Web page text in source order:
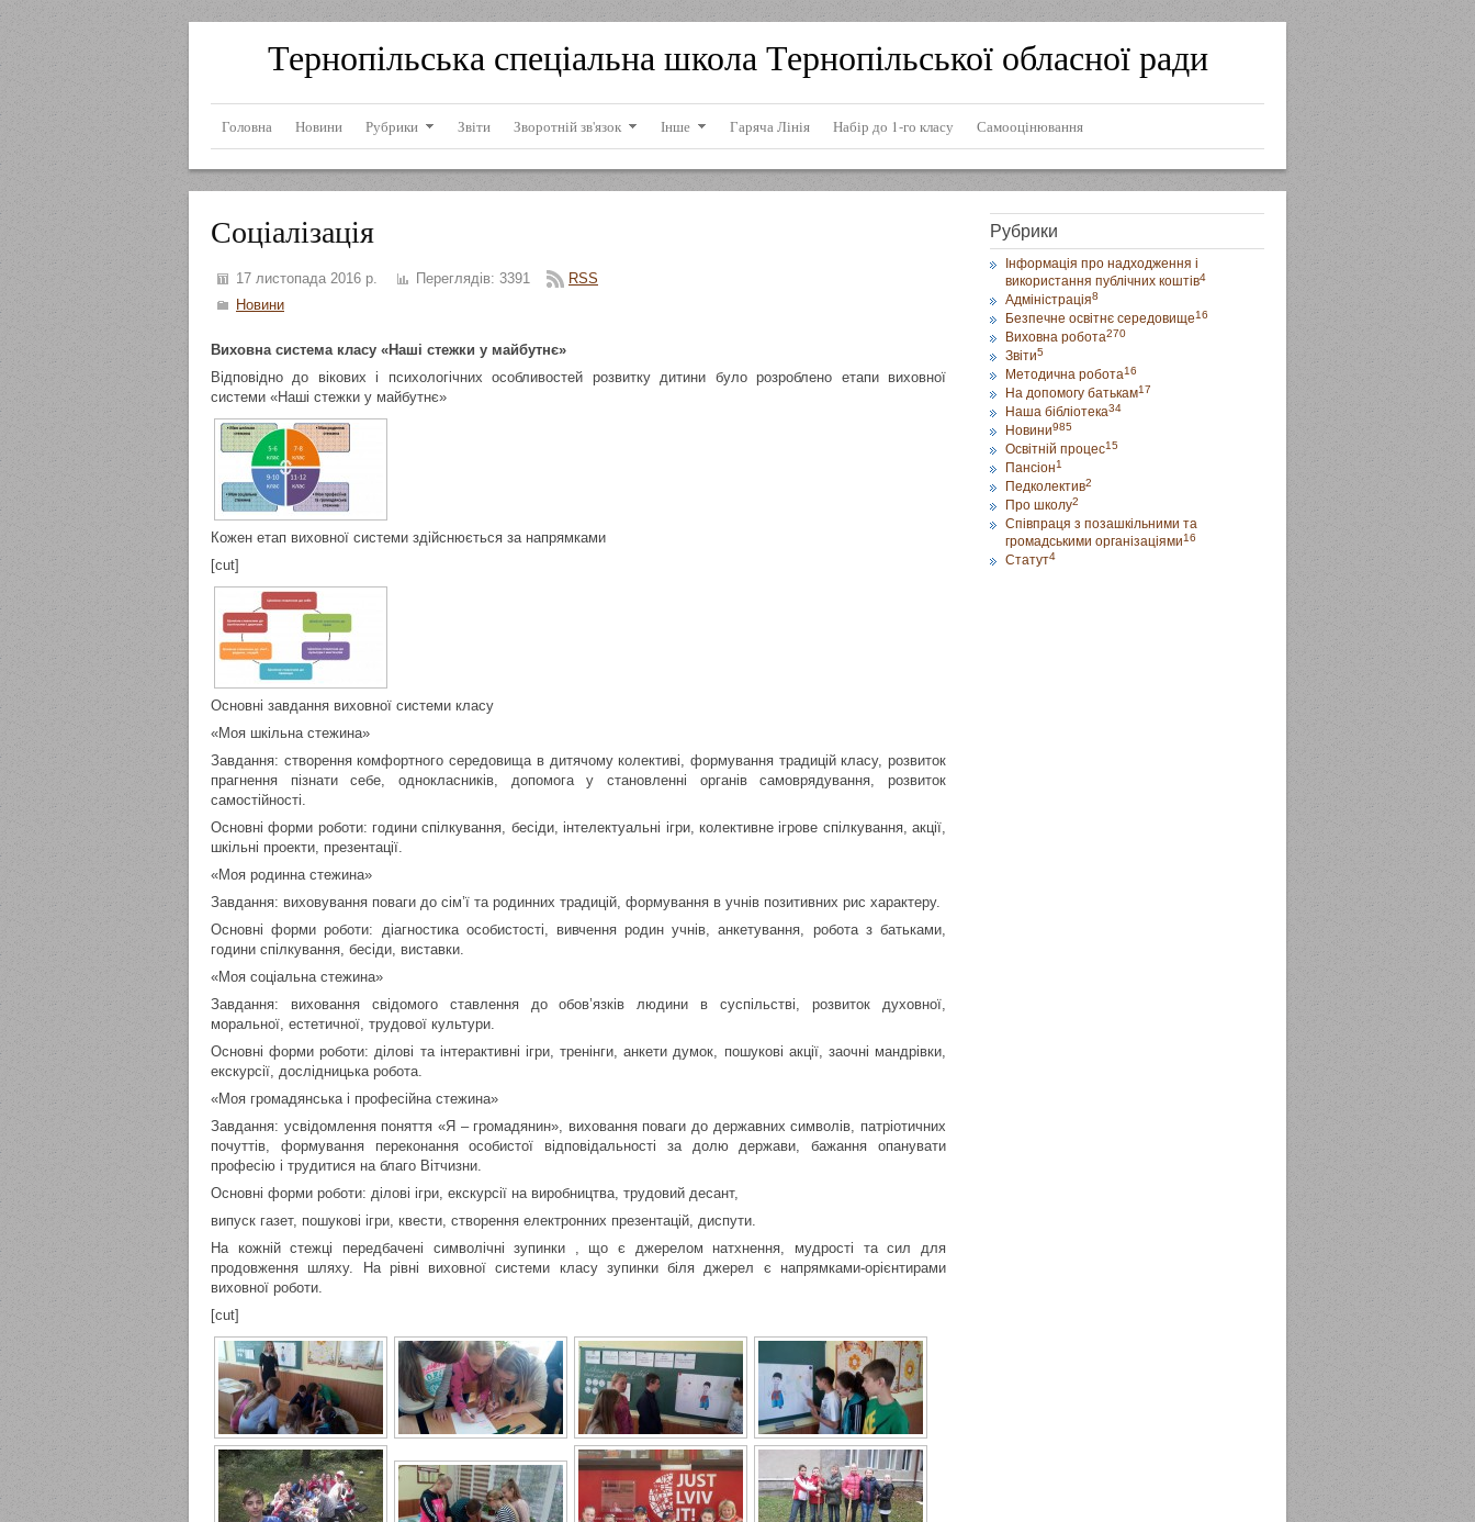
Тернопільська спеціальна школа Тернопільської обласної ради
Головна Новини Рубрики Звіти Зворотній зв'язок Інше Гаряча Лінія Набір до 1-го класу Самооцінювання
Соціалізація
17 листопада 2016 р. Переглядів: 3391
RSS
Новини
Виховна система класу «Наші стежки у майбутнє»
Відповідно до вікових і психологічних особливостей розвитку дитини було розроблено етапи виховної
системи «Наші стежки у майбутнє»
Кожен етап виховної системи здійснюється за напрямками
[cut]
Основні завдання виховної системи класу
«Моя шкільна стежина»
Завдання: створення комфортного середовища в дитячому колективі, формування традицій класу, розвиток
прагнення пізнати себе, однокласників, допомога у становленні органів самоврядування, розвиток
самостійності.
Основні форми роботи: години спілкування, бесіди, інтелектуальні ігри, колективне ігрове спілкування, акції,
шкільні проекти, презентації.
«Моя родинна стежина»
Завдання: виховування поваги до сім’ї та родинних традицій, формування в учнів позитивних рис характеру.
Основні форми роботи: діагностика особистості, вивчення родин учнів, анкетування, робота з батьками,
години спілкування, бесіди, виставки.
«Моя соціальна стежина»
Завдання: виховання свідомого ставлення до обов’язків людини в суспільстві, розвиток духовної,
моральної, естетичної, трудової культури.
Основні форми роботи: ділові та інтерактивні ігри, тренінги, анкети думок, пошукові акції, заочні мандрівки,
екскурсії, дослідницька робота.
«Моя громадянська і професійна стежина»
Завдання: усвідомлення поняття «Я – громадянин», виховання поваги до державних символів, патріотичних
почуттів, формування переконання особистої відповідальності за долю держави, бажання опанувати
професію і трудитися на благо Вітчизни.
Основні форми роботи: ділові ігри, екскурсії на виробництва, трудовий десант,
випуск газет, пошукові ігри, квести, створення електронних презентацій, диспути.
На кожній стежці передбачені символічні зупинки , що є джерелом натхнення, мудрості та сил для
продовження шляху. На рівні виховної системи класу зупинки біля джерел є напрямками-орієнтирами
виховної роботи.
[cut]
Рубрики
Інформація про надходження і
використання публічних коштів4
Адміністрація8
Безпечне освітнє середовище16
Виховна робота270
Звіти5
Методична робота16
На допомогу батькам17
Наша бібліотека34
Новини985
Освітній процес15
Пансіон1
Педколектив2
Про школу2
Співпраця з позашкільними та
громадськими організаціями16
Статут4